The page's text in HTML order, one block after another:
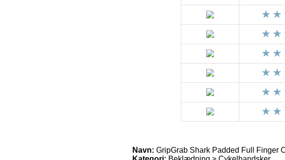
Navn: GripGrab Shark Padded Full Finger